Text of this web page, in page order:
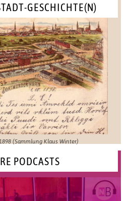
GESCHICHTE(N)
(Sammlung Klaus Winter)
PODCASTS